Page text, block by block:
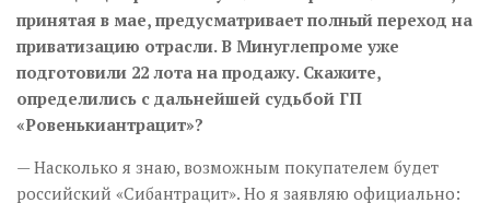
принятая в мае, предусматривает полный переход на
приватизацию отрасли. В Минуглепроме уже
подготовили 22 лота на продажу. Скажите,
определились с дальнейшей судьбой ГП
«Ровенькиантрацит»?
— Насколько я знаю, возможным покупателем будет
российский «Сибантрацит». Но я заявляю официально: